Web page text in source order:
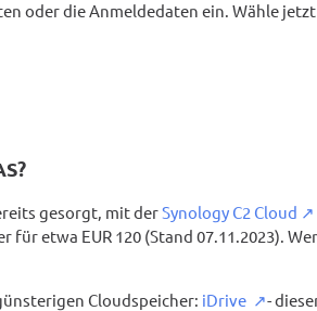
oder die Anmeldedaten ein. Wähle
gesorgt, mit derSynology C2 Cloud
für etwa EUR 120 (Stand 07.11.2023).
Cloudspeicher: iDrive
-